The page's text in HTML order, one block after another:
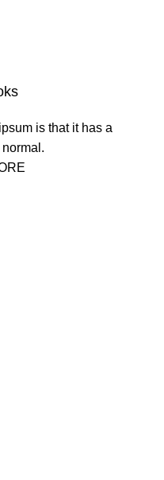
is that it has a